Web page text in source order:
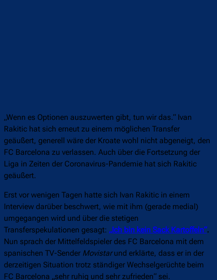
„Wenn es Optionen auszuwerten gibt, tun wir das.“ Ivan
Rakitic hat sich erneut zu einem möglichen Transfer
geäußert, generell wäre der Kroate wohl nicht abgeneigt, den
FC Barcelona zu verlassen. Auch über die Fortsetzung der
Liga in Zeiten der Coronavirus-Pandemie hat sich Rakitic
geäußert.
Erst vor wenigen Tagen hatte sich Ivan Rakitic in einem
Interview darüber beschwert, wie mit ihm (gerade medial)
umgegangen wird und über die stetigen
Transferspekulationen gesagt: „Ich bin kein Sack Kartoffeln“.
Nun sprach der Mittelfeldspieler des FC Barcelona mit dem
spanischen TV-Sender Movistarund erklärte, dass er in der
derzeitigen Situation trotz ständiger Wechselgerüchte beim
FC Barcelona „sehr ruhig und sehr zufrieden“ sei.